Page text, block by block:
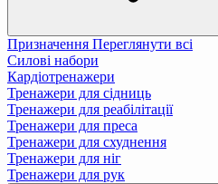
Призначення Переглянути всі
Силові набори
Кардіотренажери
Тренажери для сідниць
Тренажери для реабілітації
Тренажери для преса
Тренажери для схуднення
Тренажери для ніг
Тренажери для рук